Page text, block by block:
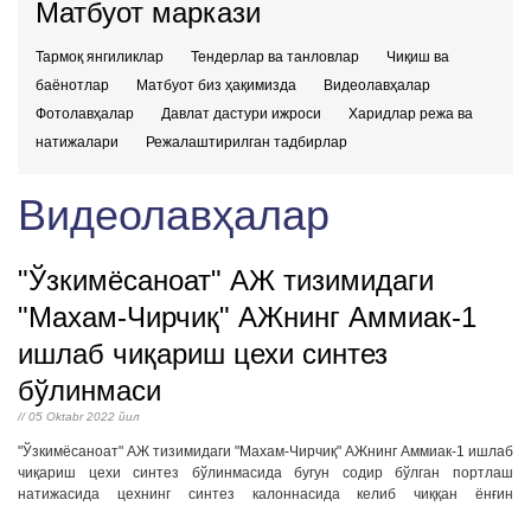
Матбуот маркази
Тармоқ янгиликлар Тендерлар ва танловлар
Чиқиш ва
баёнотлар
Матбуот биз ҳақимизда
Видеолавҳалар
Фотолавҳалар
Давлат дастури ижроси
Харидлар режа ва
натижалари
Режалаштирилган тадбирлар
Видеолавҳалар
"Ўзкимёсаноат" АЖ тизимидаги
"Махам-Чирчиқ" АЖнинг Аммиак-1
ишлаб чиқариш цехи синтез
бўлинмаси
// 05 Oktabr 2022 йил
"Ўзкимёсаноат" АЖ тизимидаги "Махам-Чирчиқ" АЖнинг Аммиак-1 ишлаб
чиқариш цехи синтез бўлинмасида бугун содир бўлган портлаш
натижасида цехнинг синтез калоннасида келиб чиққан ёнғин